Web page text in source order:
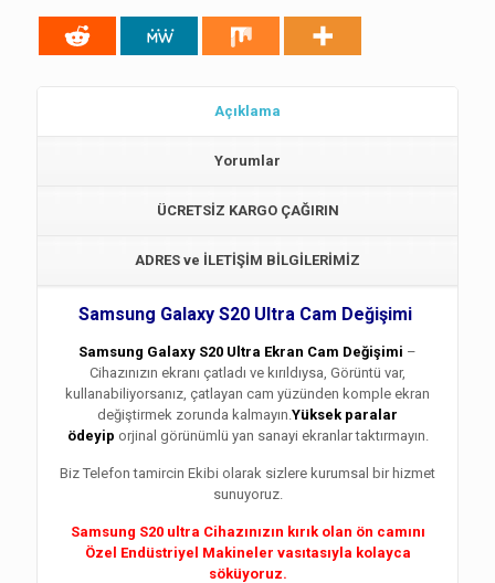
Açıklama
Yorumlar
ÜCRETSİZ KARGO ÇAĞIRIN
ADRES ve İLETİŞİM BİLGİLERİMİZ
Samsung Galaxy S20 Ultra Cam Değişimi
Samsung Galaxy S20 Ultra Ekran Cam Değişimi –
Cihazınızın ekranı çatladı ve kırıldıysa, Görüntü var,
kullanabiliyorsanız, çatlayan cam yüzünden komple ekran
değiştirmek zorunda kalmayın. Yüksek paralar
ödeyip orjinal görünümlü yan sanayi ekranlar taktırmayın.
Biz Telefon tamircin Ekibi olarak sizlere kurumsal bir hizmet
sunuyoruz.
Samsung S20 ultra Cihazınızın kırık olan ön camını
Özel Endüstriyel Makineler vasıtasıyla kolayca
söküyoruz.